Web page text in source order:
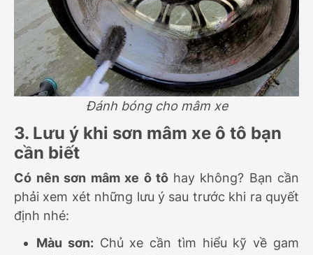
Đánh bóng cho mâm xe
3. Lưu ý khi sơn mâm xe ô tô bạn
cần biết
Có nên sơn mâm xe ô tô hay không? Bạn cần
phải xem xét những lưu ý sau trước khi ra quyết
định nhé:
Màu sơn:Chủ xe cần tìm hiểu kỹ về gam